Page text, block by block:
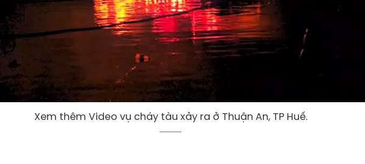
Video
Xem thêm Video vụ cháy tàu xảy ra ở Thuận An, TP Huế.